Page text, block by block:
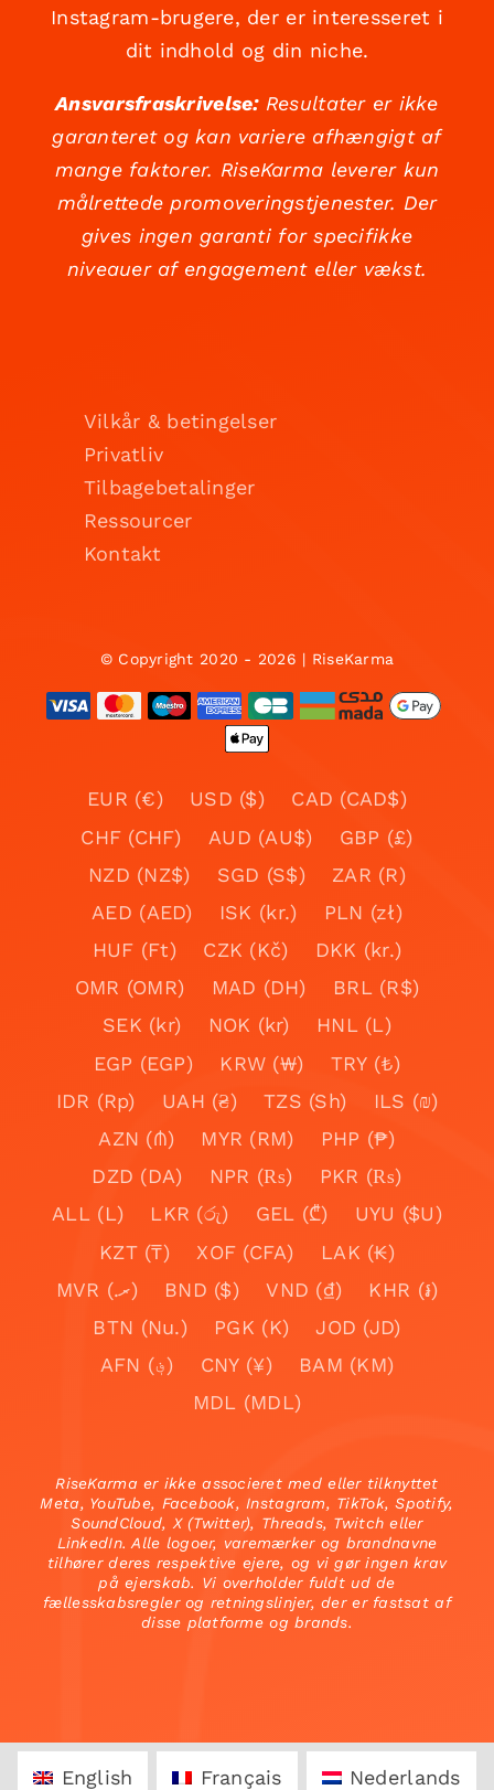
Instagram-brugere, der er interesseret i
dit indhold og din niche.
Ansvarsfraskrivelse:Resultater er ikke
garanteret og kan variere afhængigt af
mange faktorer. RiseKarma leverer kun
målrettede promoveringstjenester. Der
gives ingen garanti for specifikke
niveauer af engagement eller vækst.
Vilkår & betingelser
Privatliv
Tilbagebetalinger
Ressourcer
Kontakt
© Copyright 2020 - 2026 | RiseKarma
EUR (€) USD ($)
CAD (CAD$)
CHF (CHF)
AUD (AU$)
GBP (£)
NZD (NZ$)
SGD (S$)
ZAR (R)
AED (AED)
ISK (kr.)
PLN (zł)
HUF (Ft)
CZK (Kč)
DKK (kr.)
OMR (OMR)
MAD (DH)
BRL (R$)
SEK (kr)
NOK (kr)
HNL (L)
EGP (EGP)
KRW (₩)
TRY (₺)
IDR (Rp)
UAH (₴) TZS (Sh)
ILS (₪)
AZN (₼)
MYR (RM)
PHP (₱)
DZD (DA)
NPR (₨)
PKR (₨)
ALL (L)
LKR (රු) GEL (₾)
UYU ($U)
KZT (₸)
XOF (CFA)
LAK (₭)
MVR (.ރ)
BND ($) VND (₫)
KHR (៛)
BTN (Nu.)
PGK (K)
JOD (JD)
AFN (؋)
CNY (¥)
BAM (KM)
MDL (MDL)
RiseKarma er ikke associeret med eller tilknyttet
Meta, YouTube, Facebook, Instagram, TikTok, Spotify,
SoundCloud, X (Twitter), Threads, Twitch eller
LinkedIn. Alle logoer, varemærker og brandnavne
tilhører deres respektive ejere, og vi gør ingen krav
på ejerskab. Vi overholder fuldt ud de
fællesskabsregler og retningslinjer, der er fastsat af
disse platforme og brands.
English Français Nederlands